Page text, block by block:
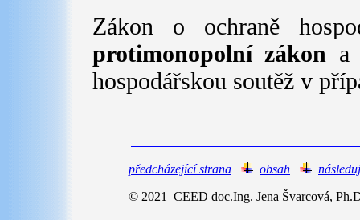
Zákon o ochraně
protimonopolní zákon a
hospodářskou soutěž v
předcházející strana obsah
© 2021 CEED doc.Ing. Jena Švarcová,